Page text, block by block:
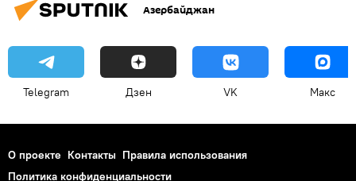
Азербайджан
Telegram Дзен VK Макс
О проекте Контакты Правила использования
Политика конфиденциальности